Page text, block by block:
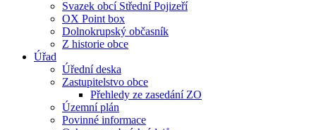
Svazek obcí Střední Pojizeří
OX Point box
Dolnokrupský občasník
Z historie obce
Úřad
Úřední deska
Zastupitelstvo obce
Přehledy ze zasedání ZO
Územní plán
Povinné informace